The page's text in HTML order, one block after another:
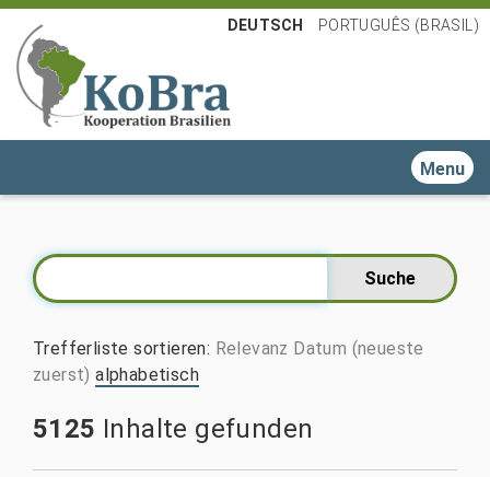
DEUTSCH PORTUGUÊS (BRASIL)
Toggle
Trefferliste sortieren: Relevanz Datum (neueste
zuerst) alphabetisch
5125 Inhalte gefunden